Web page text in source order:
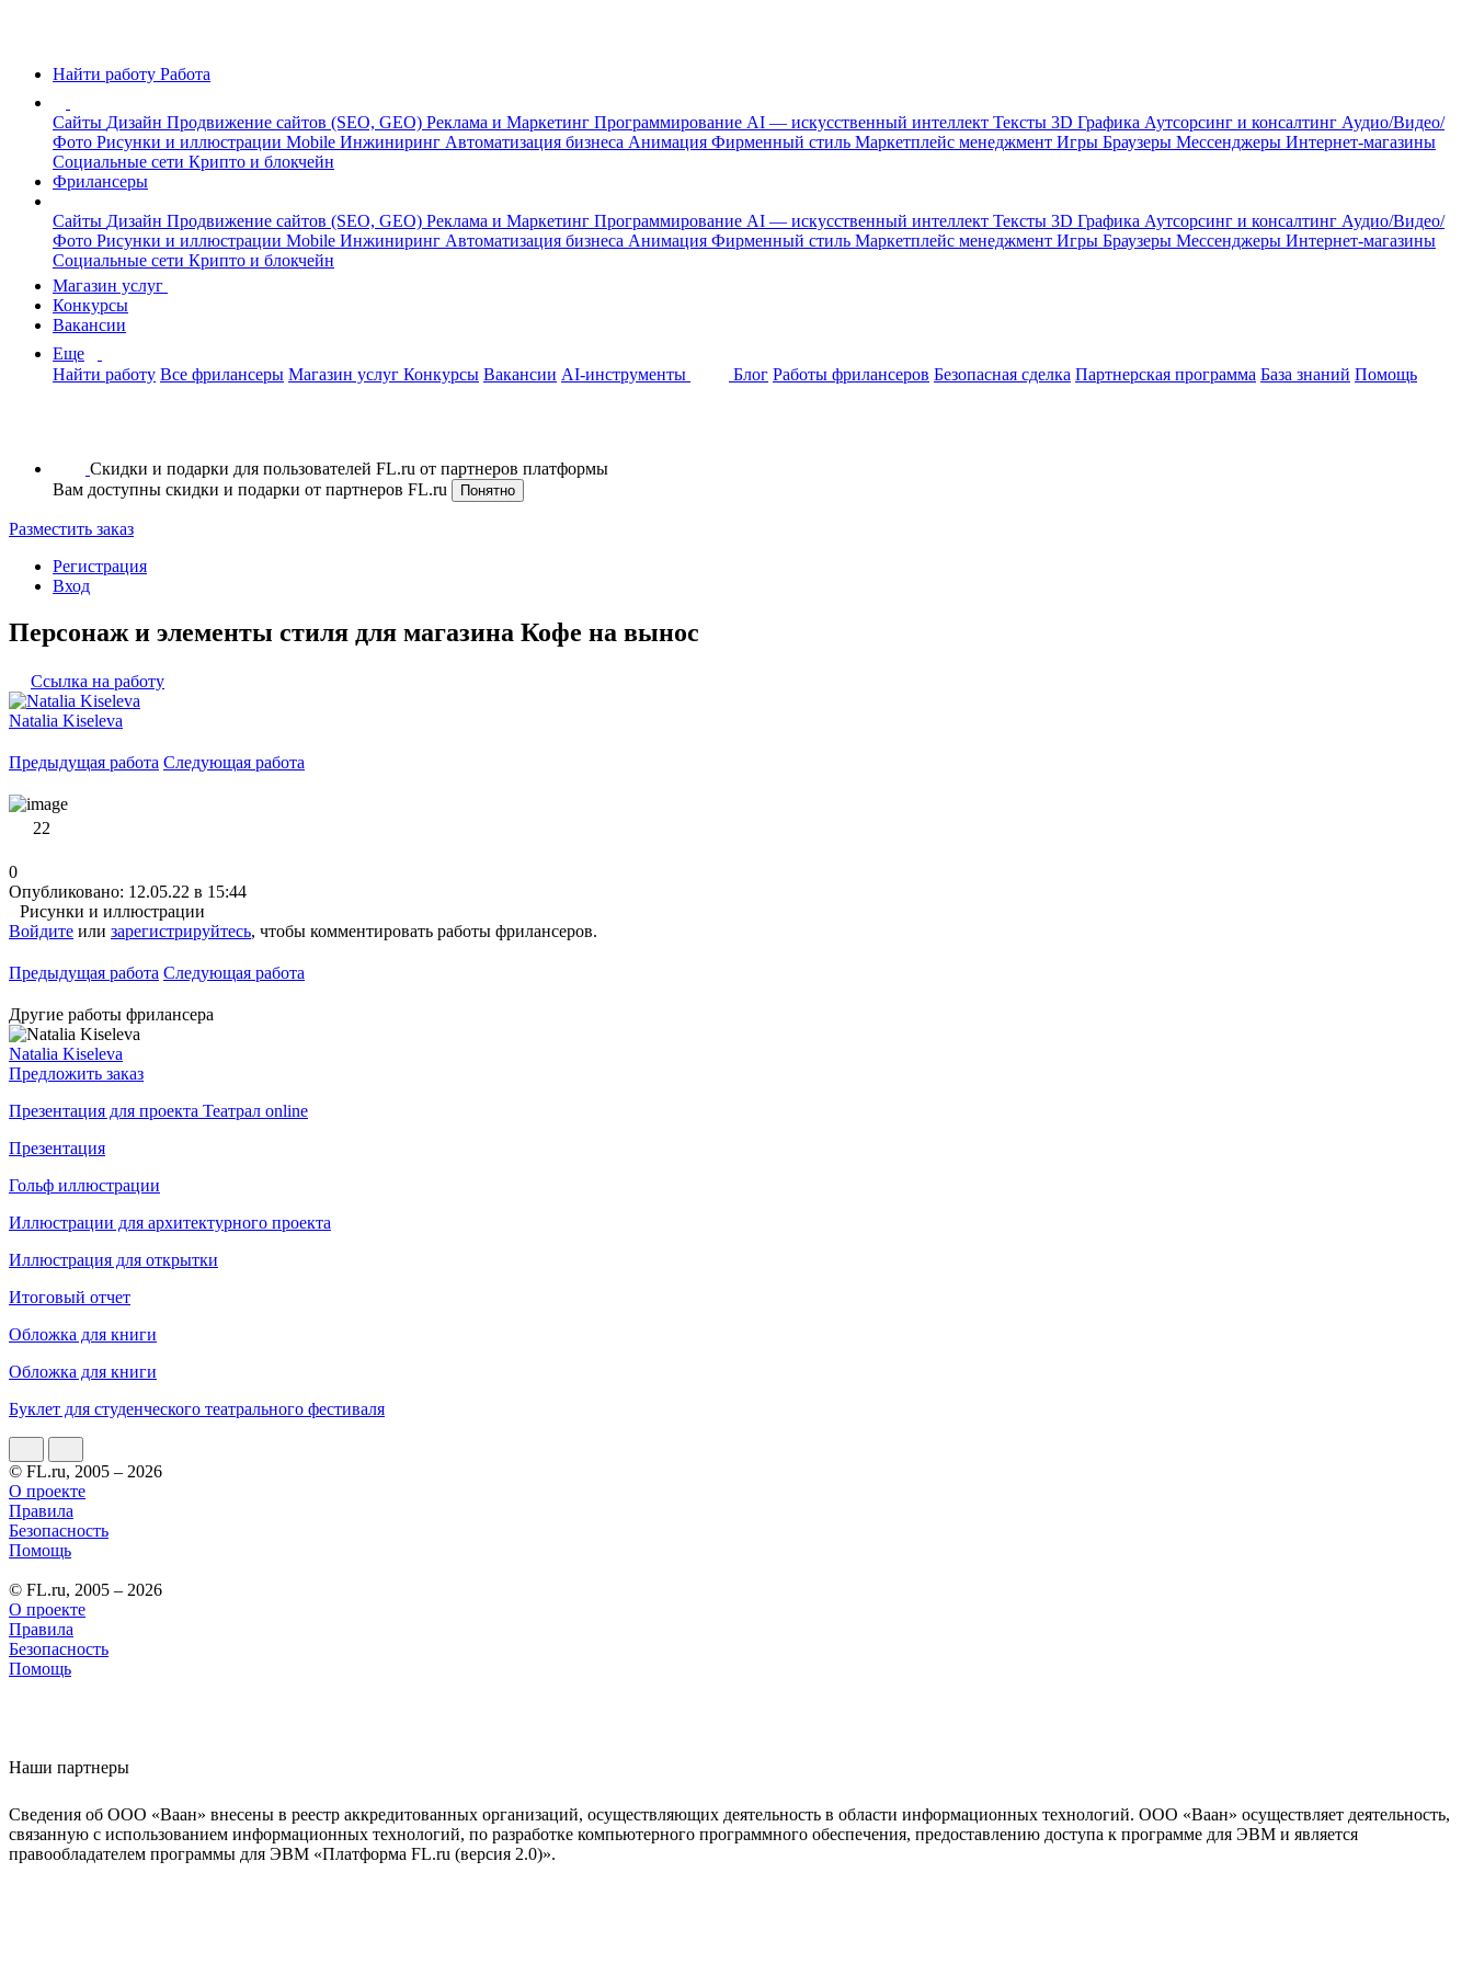
Найти работу Работа
Сайты Дизайн Продвижение сайтов (SEO, GEO) Реклама и Маркетинг Программирование AI — искусственный интеллект Тексты 3D Графика Аутсорсинг и консалтинг Аудио/Видео/
Фото Рисунки и иллюстрации Mobile Инжиниринг Автоматизация бизнеса Анимация Фирменный стиль Маркетплейс менеджмент Игры Браузеры Мессенджеры Интернет-магазины
Социальные сети Крипто и блокчейн
Фрилансеры
Сайты Дизайн Продвижение сайтов (SEO, GEO) Реклама и Маркетинг Программирование AI — искусственный интеллект Тексты 3D Графика Аутсорсинг и консалтинг Аудио/Видео/
Фото Рисунки и иллюстрации Mobile Инжиниринг Автоматизация бизнеса Анимация Фирменный стиль Маркетплейс менеджмент Игры Браузеры Мессенджеры Интернет-магазины
Социальные сети Крипто и блокчейн
Магазин услуг
Конкурсы
Вакансии
Еще
Найти работу Все фрилансеры Магазин услуг Конкурсы Вакансии AI-инструменты Блог Работы фрилансеров Безопасная сделка Партнерская программа База знаний Помощь
Скидки и подарки для пользователей FL.ru от партнеров платформы
Вам доступны скидки и подарки от партнеров FL.ru
Понятно
Разместить заказ
Регистрация
Вход
Персонаж и элементы стиля для магазина Кофе на вынос
Ссылка на работу
Natalia Kiseleva
Предыдущая работа Следующая работа
22
0
Опубликовано: 12.05.22 в 15:44
Рисунки и иллюстрации
Войдите или зарегистрируйтесь, чтобы комментировать работы фрилансеров.
Предыдущая работа Следующая работа
Другие работы фрилансера
Natalia Kiseleva
Предложить заказ
Презентация для проекта Театрал online
Презентация
Гольф иллюстрации
Иллюстрации для архитектурного проекта
Иллюстрация для открытки
Итоговый отчет
Обложка для книги
Обложка для книги
Буклет для студенческого театрального фестиваля
© FL.ru, 2005 – 2026
О проекте
Правила
Безопасность
Помощь
© FL.ru, 2005 – 2026
О проекте
Правила
Безопасность
Помощь
Наши партнеры
Сведения об ООО «Ваан» внесены в реестр аккредитованных организаций, осуществляющих деятельность в области информационных технологий. ООО «Ваан» осуществляет деятельность,
связанную с использованием информационных технологий, по разработке компьютерного программного обеспечения, предоставлению доступа к программе для ЭВМ и является
правообладателем программы для ЭВМ «Платформа FL.ru (версия 2.0)».